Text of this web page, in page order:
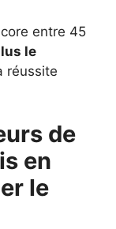
entre 45
le
réussite
de
en
le